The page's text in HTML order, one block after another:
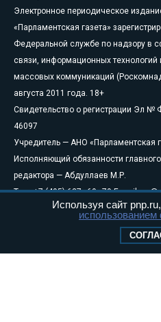
Электронное периодическое
«Парламентская газета»
Федеральной службе по надзору в
связи, информационных технологий
массовых коммуникаций
августа 2011 года. 18+
Свидетельство о регистрации Эл №
46097
Учредитель — АНО «Парламентская
Исполняющий обязанности главного
редактора — Абдуллаев М.Р.
Тел.: +7 (495) 637–69–79 E-mail:
«Парламентская газета» -
Федерального Собрания РФ.
газеты - Государственная Дума и
Используя сайт